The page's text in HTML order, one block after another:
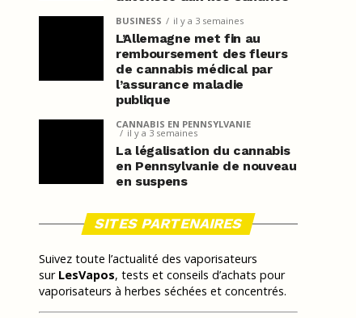
BUSINESS il y a 3 semaines
L’Allemagne met fin au
remboursement des fleurs
de cannabis médical par
l’assurance maladie
publique
CANNABIS EN PENNSYLVANIE
il y a 3 semaines
La légalisation du cannabis
en Pennsylvanie de nouveau
en suspens
SITES PARTENAIRES
Suivez toute l’actualité des vaporisateurs
sur LesVapos, tests et conseils d’achats pour
vaporisateurs à herbes séchées et concentrés.